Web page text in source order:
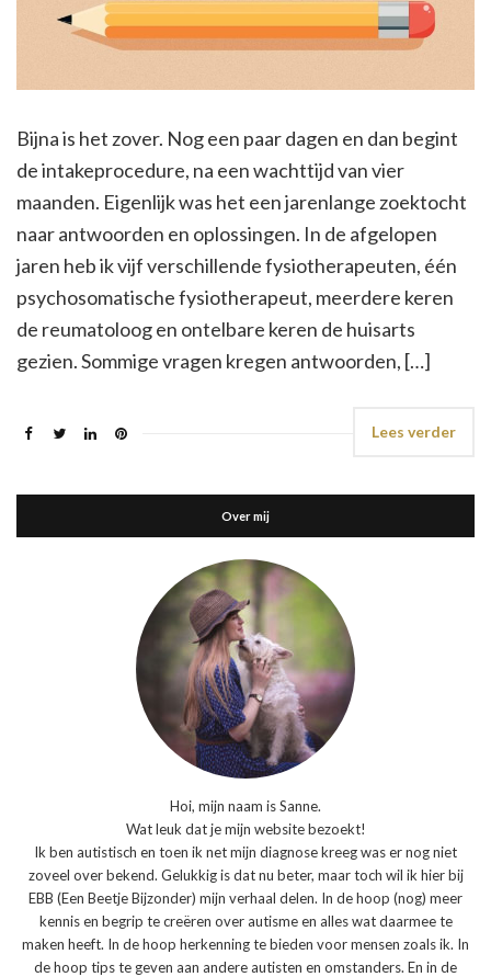
Bijna is het zover. Nog een paar dagen en dan begint
de intakeprocedure, na een wachttijd van vier
maanden. Eigenlijk was het een jarenlange zoektocht
naar antwoorden en oplossingen. In de afgelopen
jaren heb ik vijf verschillende fysiotherapeuten, één
psychosomatische fysiotherapeut, meerdere keren
de reumatoloog en ontelbare keren de huisarts
gezien. Sommige vragen kregen antwoorden, […]
Lees verder
Over mij
Hoi, mijn naam is Sanne.
Wat leuk dat je mijn website bezoekt!
Ik ben autistisch en toen ik net mijn diagnose kreeg was er nog niet
zoveel over bekend. Gelukkig is dat nu beter, maar toch wil ik hier bij
EBB (Een Beetje Bijzonder) mijn verhaal delen. In de hoop (nog) meer
kennis en begrip te creëren over autisme en alles wat daarmee te
maken heeft. In de hoop herkenning te bieden voor mensen zoals ik. In
de hoop tips te geven aan andere autisten en omstanders. En in de